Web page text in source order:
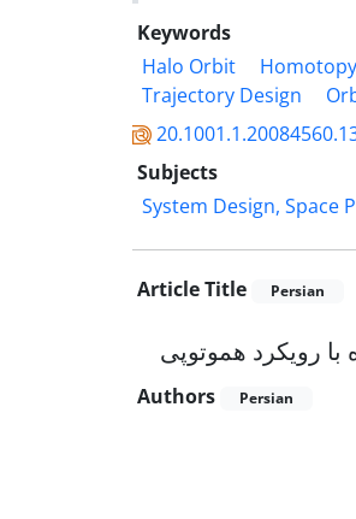
Keywords
Halo Orbit
Trajectory Design
Subjects
System Design, Space
Article Title Persian
رویکرد هموتوپی
Authors Persian